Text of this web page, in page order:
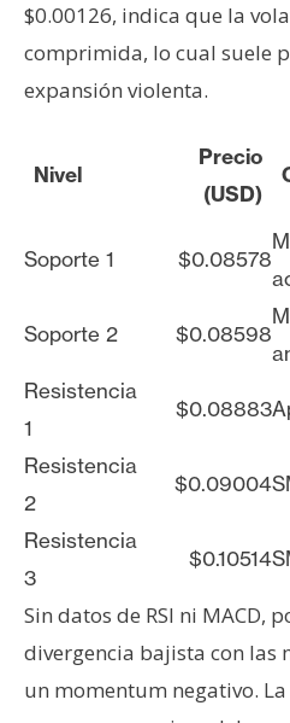
$0.00126, indica que la
comprimida, lo cual suele
expansión violenta.
Nivel
Precio
(USD)
Soporte 1 $0.08578
Soporte 2 $0.08598
Resistencia
1
$0.08883
Resistencia
2
$0.09004
Resistencia
3
$0.10514
Sin datos de RSI ni MACD,
divergencia bajista con las
un momentum negativo. La